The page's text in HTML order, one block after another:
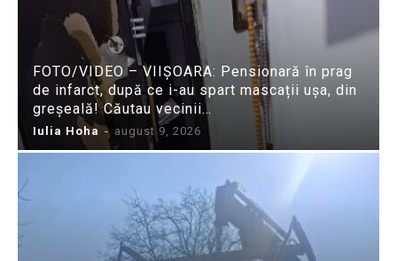
FOTO/VIDEO – VIIȘOARA: Pensionară în prag
de infarct, după ce i-au spart mascații ușa, din
greșeală! Căutau vecinii…
Iulia Hoha - august 9, 2026